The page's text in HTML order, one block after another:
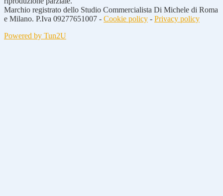
Marchio registrato dello Studio Commercialista Di Michele di Roma
e Milano. P.Iva 09277651007 - Cookie policy - Privacy policy
Powered by Tun2U